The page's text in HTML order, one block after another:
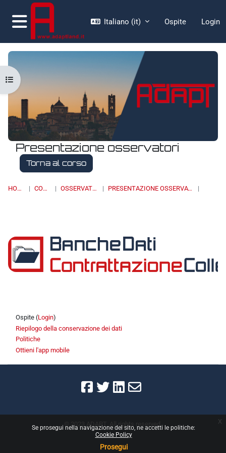
Vai al contenuto principale
Se prosegui nella navigazione del sito, ne accetti le politiche:
Cookie Policy
Prosegui
x
Pannello laterale
Italiano ‎(it)‎ Ospite Login
Presentazione osservatori
Torna al corso
HOME CORSI OSSERVATORI PRESENTAZIONE OSSERVATORI
Apri indice del corso
Schema della sezione
Ospite (Login)
Riepilogo della conservazione dei dati
Politiche
Ottieni l'app mobile
© 2023 ADAPT. All rights reserved.